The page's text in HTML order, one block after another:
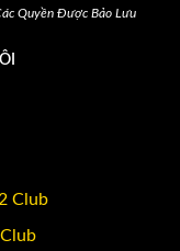
Quyền Được Bảo Lưu
Club